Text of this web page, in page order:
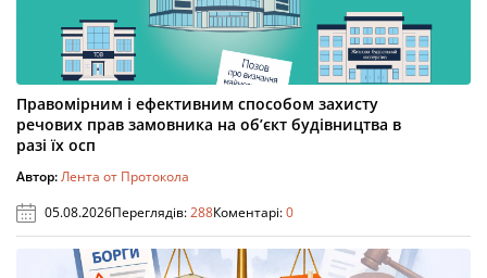
Правомірним і ефективним способом захисту
речових прав замовника на об’єкт будівництва в
разі їх осп
Автор:Лента от Протокола
05.08.2026Переглядів:288Коментарі:0